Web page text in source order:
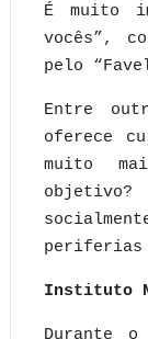
É muito
vocês”,
pelo
Entre
oferece
muito
periferias
Instituto
Durante